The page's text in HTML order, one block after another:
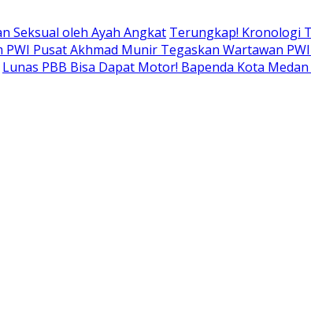
Seksual oleh Ayah Angkat Terungkap! Kronologi
PWI Pusat Akhmad Munir Tegaskan Wartawan
Lunas PBB Bisa Dapat Motor! Bapenda Kota